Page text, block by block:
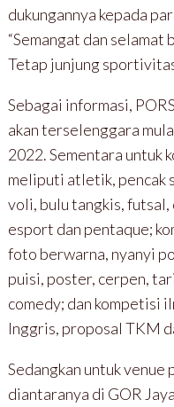
dukungannya kepada
“Semangat dan
Tetap junjung
Sebagai informasi,
akan terselenggara
2022. Sementara untuk
meliputi atletik, pencak
voli, bulu tangkis, futsal,
esport dan pentaque;
foto berwarna, nyanyi
puisi, poster, cerpen,
comedy; dan kompetisi
Inggris, proposal TKM
Sedangkan untuk venue
diantaranya di GOR